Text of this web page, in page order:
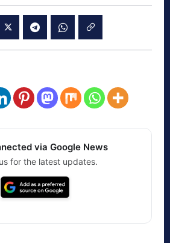
via Google News
for the latest updates.